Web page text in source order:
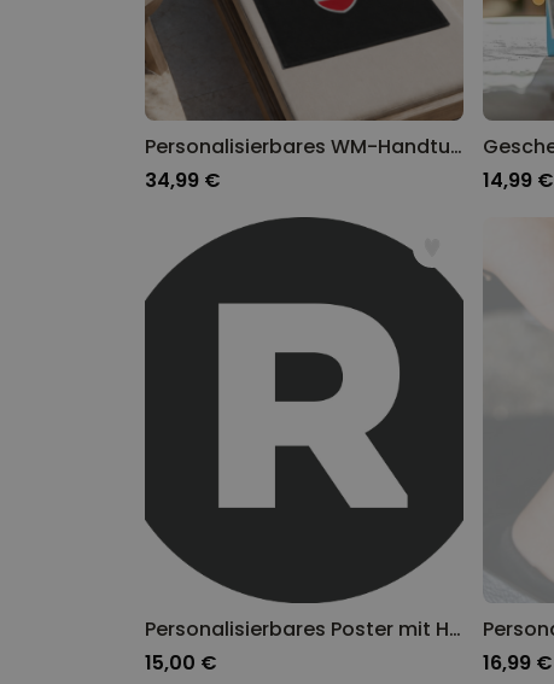
Personalisierbares WM-Handtuch im Trikot-Design mit Text
34,99 €
14,99 €
Personalisierbares Poster mit Haustier Illustration
15,00 €
16,99 €